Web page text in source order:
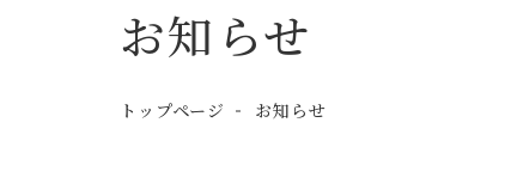
お知らせ
トップページ お知らせ